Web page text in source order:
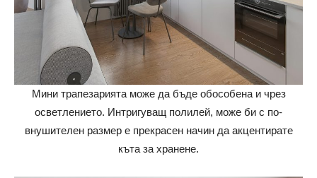
Мини трапезарията може да бъде обособена и чрез
осветлението. Интригуващ полилей, може би с по-
внушителен размер е прекрасен начин да акцентирате
къта за хранене.